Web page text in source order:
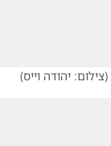
(צילום: יהודה וייס)